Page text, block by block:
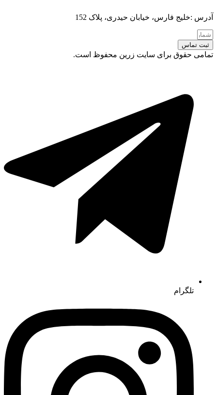
آدرس :خلیج فارس، خیابان حیدری، پلاک 152
ثبت تماس
تمامی حقوق برای سایت زرین محفوظ است.
تلگرام